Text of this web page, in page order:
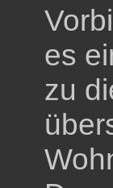
es
zu